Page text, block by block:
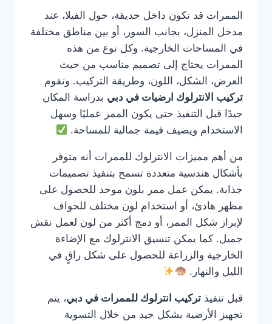
الممرات قد تكون داخل حديقة، حول الفيلا، عند
مدخل المنزل، بجانب السور، أو بين مناطق مختلفة
في المساحات الخارجية. وكل نوع من هذه
الممرات يحتاج إلى تصميم مناسب من حيث
العرض، الشكل، اللون، وطريقة التركيب. وتقوم
تركيب الانترلوك ارضيات في دبي بدراسة المكان
جيدًا قبل التنفيذ حتى يكون الممر عمليًا وسهل
الاستخدام ويضيف قيمة جمالية للمساحة.
من أهم مميزات الانترلوك للممرات أنه متوفر
بأشكال هندسية متعددة تسمح بتنفيذ تصميمات
جذابة. يمكن عمل ممر بلون موحد للحصول على
مظهر هادئ، أو استخدام لون مختلف للحواف
لإبراز شكل الممر، أو دمج أكثر من لون لعمل نقش
جميل. كما يمكن تنسيق الانترلوك مع الإضاءة
الخارجية والزراعة للحصول على شكل راقٍ في
الليل والنهار.
قبل تنفيذ تركيب انترلوك للممرات في دبي، يتم
تجهيز الأرضية بشكل جيد من خلال التسوية